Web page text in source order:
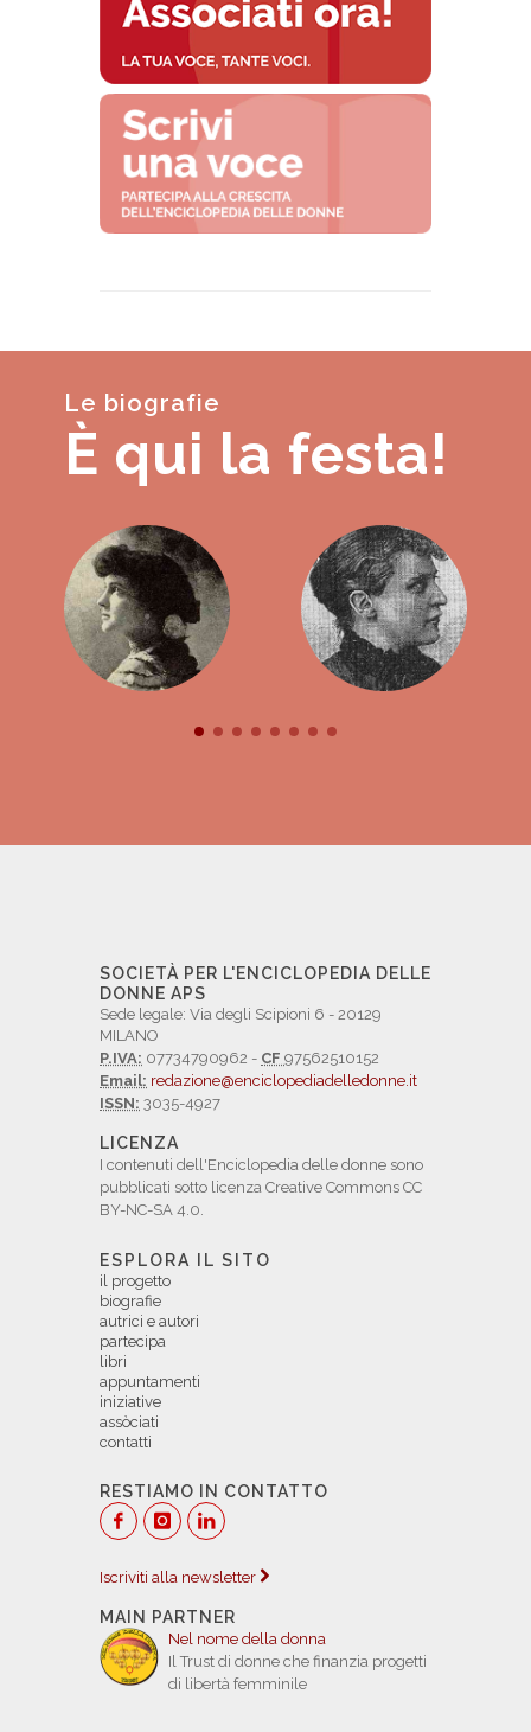
Le biografie
È qui la festa!
SOCIETÀ PER L'ENCICLOPEDIA DELLE
DONNE APS
Sede legale: Via degli Scipioni 6 - 20129
MILANO
P.IVA: 07734790962 - CF 97562510152
Email: redazione@enciclopediadelledonne.it
ISSN: 3035-4927
LICENZA
I contenuti dell'Enciclopedia delle donne sono
pubblicati sotto licenza Creative Commons CC
BY-NC-SA 4.0.
ESPLORA IL SITO
il progetto
biografie
autrici e autori
partecipa
libri
appuntamenti
iniziative
assòciati
contatti
RESTIAMO IN CONTATTO
Iscriviti alla newsletter
MAIN PARTNER
Nel nome della donna
Il Trust di donne che finanzia progetti
di libertà femminile